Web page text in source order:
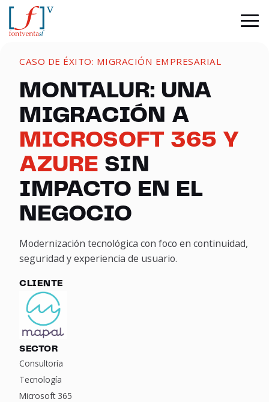
CASO DE ÉXITO: MIGRACIÓN EMPRESARIAL
MONTALUR: UNA
MIGRACIÓN A
MICROSOFT 365 Y
AZURE SIN
IMPACTO EN EL
NEGOCIO
Modernización tecnológica con foco en continuidad,
seguridad y experiencia de usuario.
CLIENTE
SECTOR
Consultoría
Tecnología
Microsoft 365